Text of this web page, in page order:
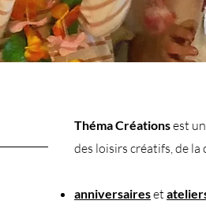
Théma Créationsest
des loisirs créatifs, de
anniversaireset